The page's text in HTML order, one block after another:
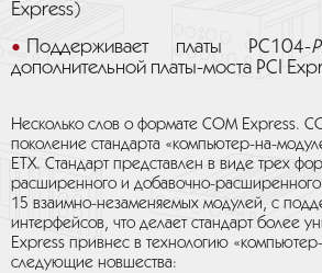
Express)
Поддерживает платы PC104-
дополнительной платы-моста PCI
Несколько слов о формате COM Express.
поколение стандарта «компьютер-на-
ETX. Стандарт представлен в виде трех
расширенного и добавочно-
15 взаимно-незаменяемых модулей, с
интерфейсов, что делает стандарт более
Express привнес в технологию
следующие новшества: